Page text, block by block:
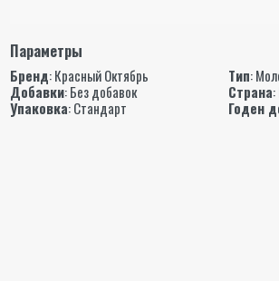
Параметры
Бренд:Красный Октябрь Тип:
Добавки: Без добавок Страна:
Упаковка: Стандарт Годен